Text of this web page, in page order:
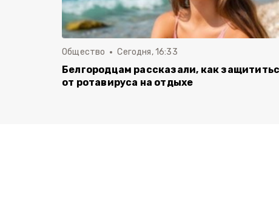
Общество Сегодня, 16:33
Белгородцам рассказали, как
от ротавируса на отдыхе